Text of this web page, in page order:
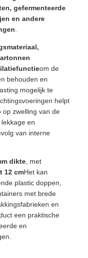
gefermenteerde
en andere
.
om de
behouden en
mogelijk te
helpt
op zwelling van de
en
van interne
dikte, met
12 cmHet kan
plastic doppen,
met brede
en
een praktische
en